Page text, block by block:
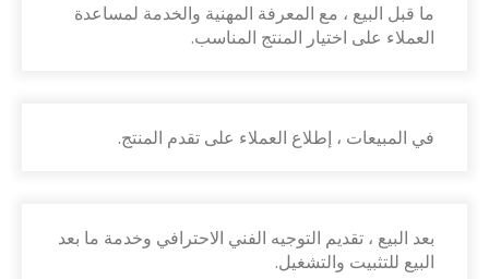
ما قبل البيع ، مع المعرفة المهنية والخدمة لمساعدة
العملاء على اختيار المنتج المناسب.
في المبيعات ، إطلاع العملاء على تقدم المنتج.
بعد البيع ، تقديم التوجيه الفني الاحترافي وخدمة ما بعد
البيع للتثبيت والتشغيل.